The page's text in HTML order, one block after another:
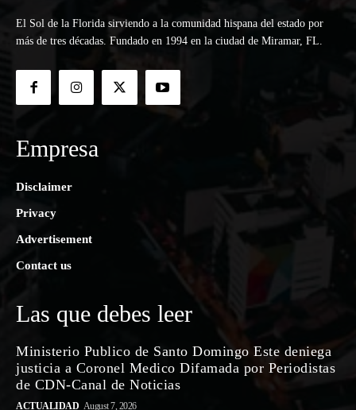
El Sol de la Florida sirviendo a la comunidad hispana del estado por
más de tres décadas. Fundado en 1994 en la ciudad de Miramar, FL.
Empresa
Disclaimer
Privacy
Advertisement
Contact us
Las que debes leer
Ministerio Publico de Santo Domingo Este deniega
justicia a Coronel Medico Difamada por Periodistas
de CDN-Canal de Noticias
ACTUALIDAD August 7, 2026